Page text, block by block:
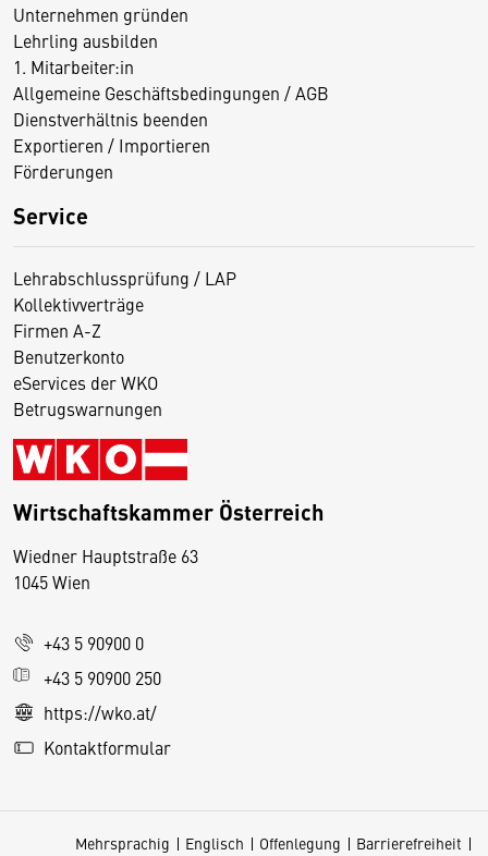
Unternehmen gründen
Lehrling ausbilden
1. Mitarbeiter:in
Allgemeine Geschäftsbedingungen / AGB
Dienstverhältnis beenden
Exportieren / Importieren
Förderungen
Service
Lehrabschlussprüfung / LAP
Kollektivverträge
Firmen A-Z
Benutzerkonto
eServices der WKO
Betrugswarnungen
Wirtschaftskammer Österreich
Wiedner Hauptstraße 63
1045 Wien
+43 5 90900 0
+43 5 90900 250
https://wko.at/
Kontaktformular
Mehrsprachig Englisch Offenlegung Barrierefreiheit
D
s
e
S
e